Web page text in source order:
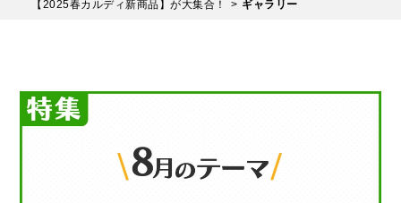
【2025春カルディ新商品】が大集合！
ギャラリー